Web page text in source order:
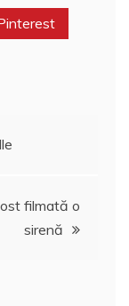
filmată o
sirenă